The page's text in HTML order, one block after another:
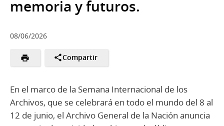
memoria y futuros.
08/06/2026
Compartir
En el marco de la Semana Internacional de los
Archivos, que se celebrará en todo el mundo del 8 al
12 de junio, el Archivo General de la Nación anuncia